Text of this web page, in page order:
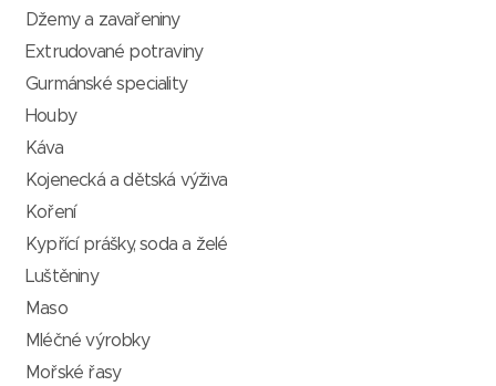
Džemy a zavařeniny
Extrudované potraviny
Gurmánské speciality
Houby
Káva
Kojenecká a dětská výživa
Koření
Kypřící prášky, soda a želé
Luštěniny
Maso
Mléčné výrobky
Mořské řasy